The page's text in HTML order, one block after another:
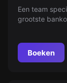
Een team
grootste
staat een
weg...
Boeken